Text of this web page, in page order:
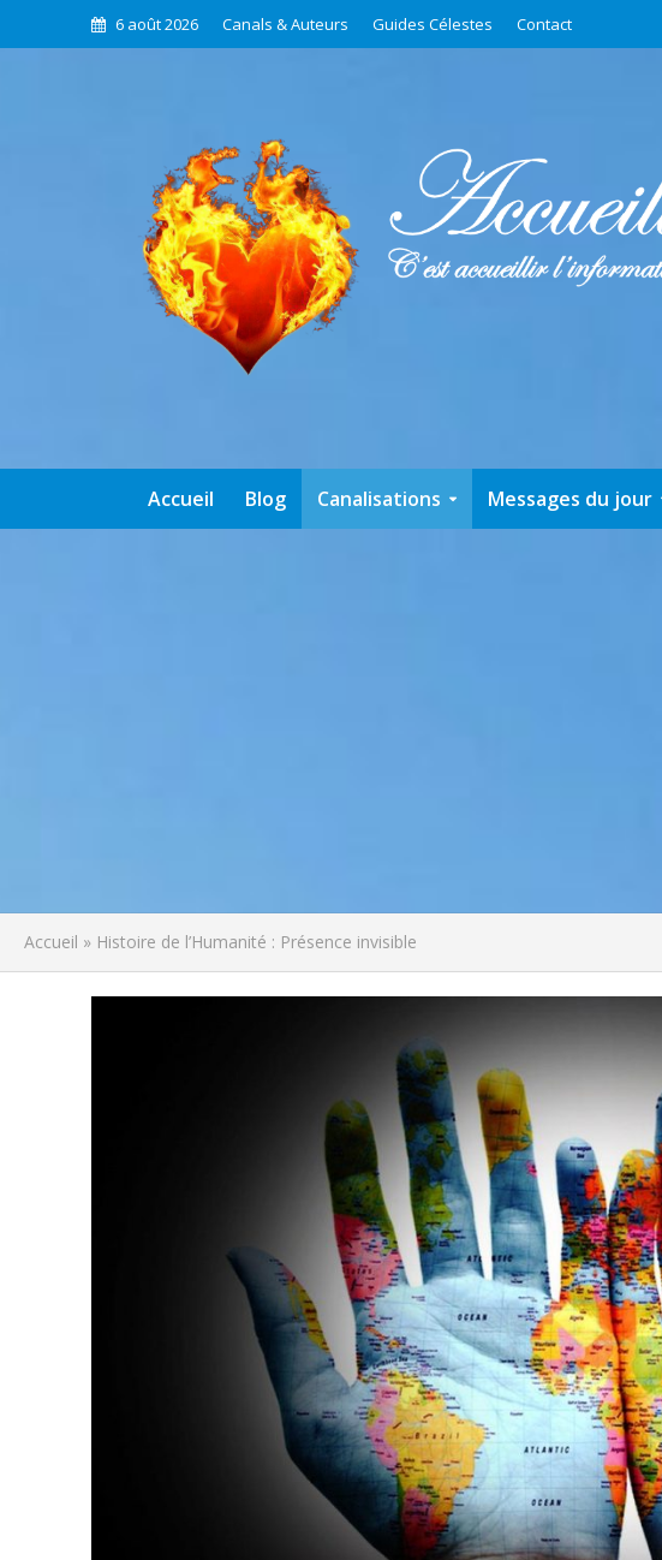
6 août 2026 Canals & Auteurs Guides Célestes Contact
Accueil Blog Canalisations Messages du jour
Accueil » Histoire de l’Humanité : Présence invisible